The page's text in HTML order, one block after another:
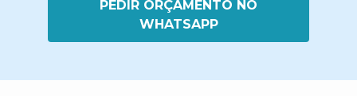
PEDIR ORÇAMENTO NO
WHATSAPP